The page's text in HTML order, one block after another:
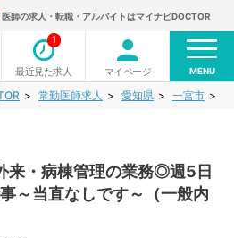
医師の求人・転職・アルバイトはマイナビDOCTOR
最近見た求人
1
マイページ MENU
常勤医師求人 愛知県 一宮市
来・病棟管理の業務◎週5日
～当直なしです～（一般内